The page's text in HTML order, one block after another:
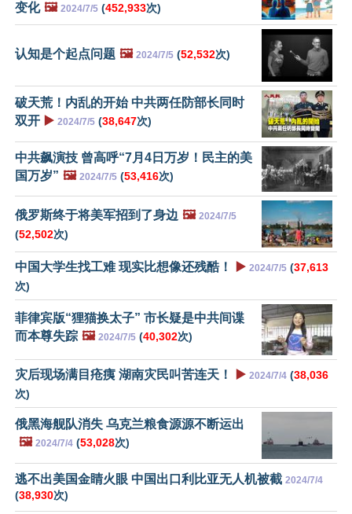
变化 🖼️ 2024/7/5 (452,933次)
认知是个起点问题 🖼️ 2024/7/5 (52,532次)
破天荒！内乱的开始 中共两任防部长同时
双开 ▶️ 2024/7/5 (38,647次)
中共飙演技 曾高呼“7月4日万岁！民主的美
国万岁” 🖼️ 2024/7/5 (53,416次)
俄罗斯终于将美军招到了身边 🖼️ 2024/7/5
(52,502次)
中国大学生找工难 现实比想像还残酷！ ▶️ 2024/7/5 (37,613
次)
菲律宾版“狸猫换太子” 市长疑是中共间谍
而本尊失踪 🖼️ 2024/7/5 (40,302次)
灾后现场满目疮痍 湖南灾民叫苦连天！ ▶️ 2024/7/4 (38,036
次)
俄黑海舰队消失 乌克兰粮食源源不断运出
🖼️ 2024/7/4 (53,028次)
逃不出美国金睛火眼 中国出口利比亚无人机被截 2024/7/4
(38,930次)